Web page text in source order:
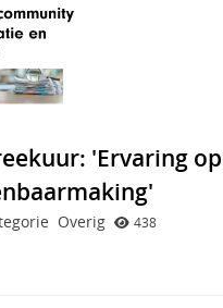
toegankelijk maken
'Ervaring
Overig 438